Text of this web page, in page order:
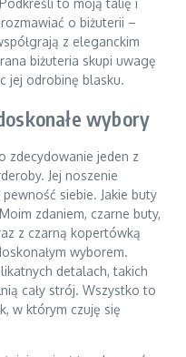
to moją talię i
o biżuterii –
z eleganckim
biżuteria skupi uwagę
jej odrobinę blasku.
wybory
zdecydowanie jeden z
Jej noszenie
siebie. Jakie buty
zdaniem, czarne buty,
z czarną kopertówką
wyborem.
detalach, takich
cały strój. Wszystko to
w którym czuję się